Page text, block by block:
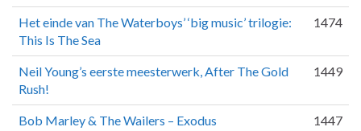
Het einde van The Waterboys’ ‘big music’ trilogie:
This Is The Sea
1474
Neil Young’s eerste meesterwerk, After The Gold
Rush!
1449
Bob Marley & The Wailers – Exodus 1447